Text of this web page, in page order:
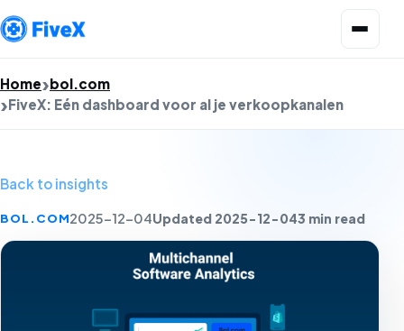
Home bol.com
FiveX: Eén dashboard voor al je verkoopkanalen
Back to insights
BOL.COM2025-12-04Updated 2025-12-043 min read